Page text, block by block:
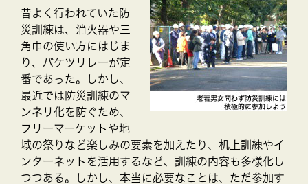
昔よく行われていた防
災訓練は、消火器や三
角巾の使い方にはじま
り、バケツリレーが定
番であった。しかし、
最近では防災訓練のマ
ンネリ化を防ぐため、
フリーマーケットや地
域の祭りなど楽しみの要素を加えたり、机上訓練やイ
ンターネットを活用するなど、訓練の内容も多様化し
つつある。しかし、本当に必要なことは、ただ参加す